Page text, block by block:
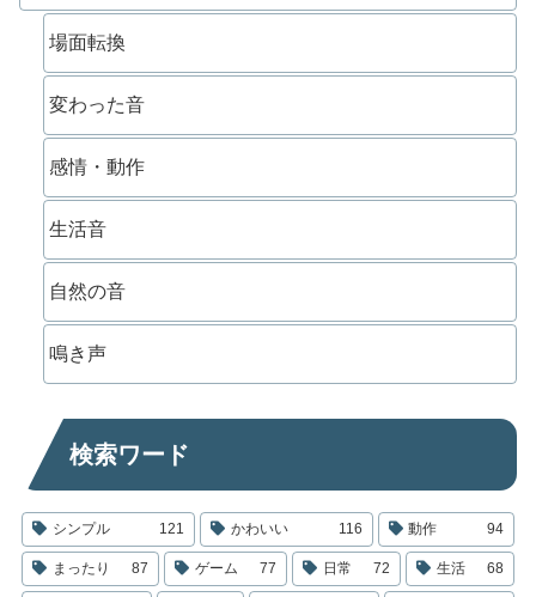
場面転換
変わった音
感情・動作
生活音
自然の音
鳴き声
検索ワード
シンプル 121 かわいい 116 動作 94
まったり 87 ゲーム 77 日常 72 生活 68